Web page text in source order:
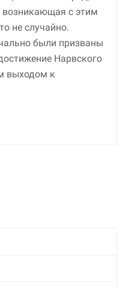
возникающая с этим
не случайно.
были призваны
Нарвского
выходом к